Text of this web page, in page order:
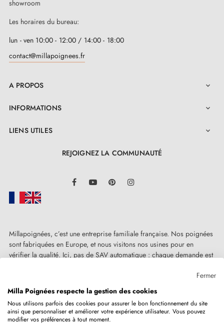
showroom
Les horaires du bureau:
lun - ven 10:00 - 12:00 / 14:00 - 18:00
contact@millapoignees.fr
A PROPOS 
INFORMATIONS 
LIENS UTILES 
REJOIGNEZ LA COMMUNAUTÉ
FacebookYouTube Pinterest
Millapoignées, c’est une entreprise familiale française. Nos poignées
sont fabriquées en Europe, et nous visitons nos usines pour en
vérifier la qualité. Ici, pas de SAV automatique : chaque demande est
Copyright © 2026MILLA POIGNEESTous droits réservés.
Fermer
Milla Poignées respecte la gestion des cookies
Nous utilisons parfois des cookies pour assurer le bon fonctionnement du site
ainsi que personnaliser et améliorer votre expérience utilisateur. Vous pouvez
modifier vos préférences à tout moment.